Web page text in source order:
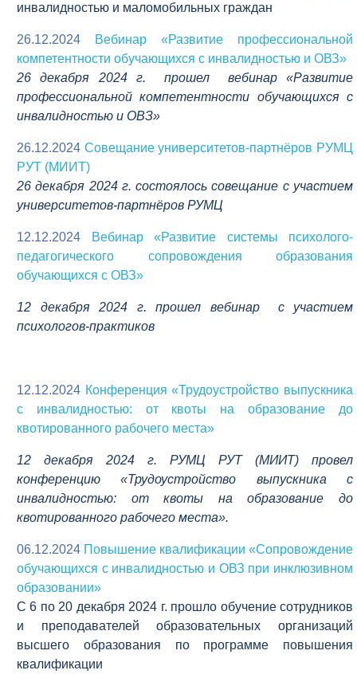
инвалидностью и маломобильных граждан
26.12.2024
Вебинар «Развитие профессиональной
компетентности обучающихся с инвалидностью и ОВЗ»
26 декабря 2024 г. прошел вебинар «Развитие
профессиональной компетентности обучающихся с
инвалидностью и ОВЗ»
26.12.2024 Совещание университетов-партнёров РУМЦ
РУТ (МИИТ)
26 декабря 2024 г. состоялось совещание с участием
университетов-партнёров РУМЦ
12.12.2024
Вебинар «Развитие системы психолого-
педагогического сопровождения образования
обучающихся с ОВЗ»
12 декабря 2024 г. прошел вебинар с участием
психологов-практиков
12.12.2024 Конференция «Трудоустройство выпускника
с инвалидностью: от квоты на образование до
квотированного рабочего места»
12 декабря 2024 г. РУМЦ РУТ (МИИТ) провел
конференцию «Трудоустройство выпускника с
инвалидностью: от квоты на образование до
квотированного рабочего места».
06.12.2024 Повышение квалификации «Сопровождение
обучающихся с инвалидностью и ОВЗ при инклюзивном
образовании»
C 6 по 20 декабря 2024 г. прошло обучение сотрудников
и преподавателей образовательных организаций
высшего образования по программе повышения
квалификации